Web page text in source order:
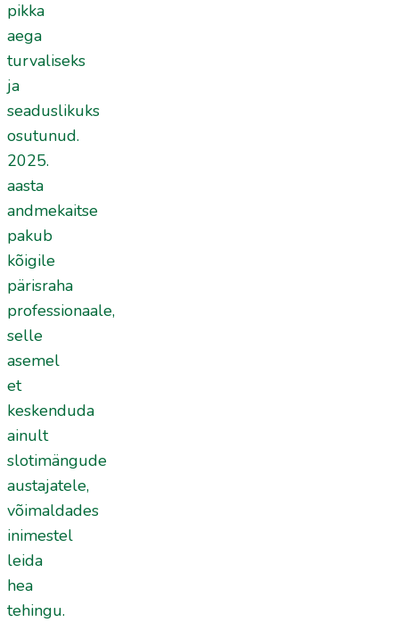
pikka
aega
turvaliseks
ja
seaduslikuks
osutunud.
2025.
aasta
andmekaitse
pakub
kõigile
pärisraha
professionaale,
selle
asemel
et
keskenduda
ainult
slotimängude
austajatele,
võimaldades
inimestel
leida
hea
tehingu.